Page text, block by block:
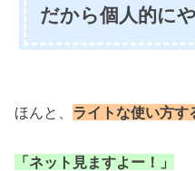
だから個人的に
ほんと、 ライトな使い方す
「ネット見ますよー！」